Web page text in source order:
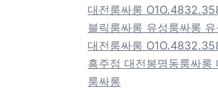
대전룸싸롱
블릭룸싸롱 유성룸싸롱
대전룸싸롱
흥주점 대전봉명동룸싸롱
룸싸롱